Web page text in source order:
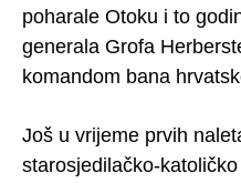
poharale Otoku i to
generala Grofa
komandom bana
Još u vrijeme prvih
starosjedilačko-